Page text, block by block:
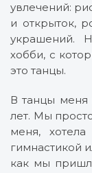
увлечений:
и открыток,
украшений.
хобби, с
это танцы.
В танцы меня
лет. Мы
меня,
гимнастикой
как мы